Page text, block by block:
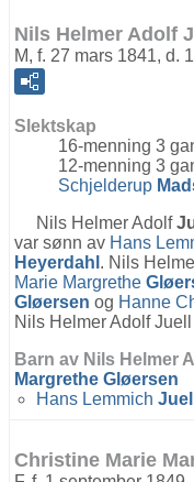
Nils Helmer Adolf
M, f. 27 mars 1841, d.
Slektskap
16-menning 3
12-menning 3
Schjelderup
Nils Helmer Adolf
var sønn av Hans
Heyerdahl . Nils
Marie Margrethe
Gløersen og Hanne
Nils Helmer Adolf
Barn av Nils Helmer
Margrethe Gløersen
Hans Lemmich Juell
Christine Marie